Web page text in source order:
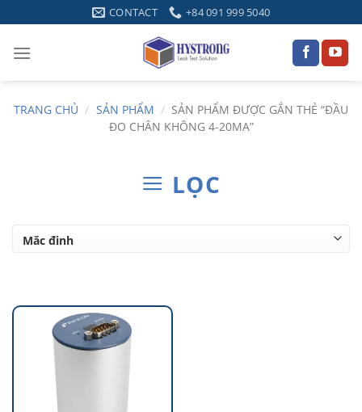
to
content
CONTACT +84 091 999 5040
TRANG CHỦ / SẢN PHẨM / SẢN PHẨM ĐƯỢC GẮN THẺ “ĐẦU
ĐO CHÂN KHÔNG 4-20MA”
LỌC